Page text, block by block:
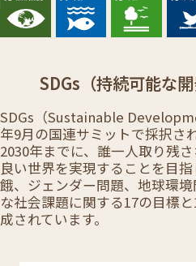
SDGs（持続可能な
SDGs（Sustainable
年9月の国連サミットで採択さ
2030年までに、誰一人取り残
良い世界を実現することを目
餓、ジェンダー問題、地球環
な社会課題に関する17の目標
成されています。